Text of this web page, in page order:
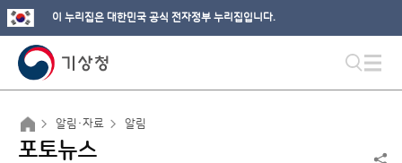
이 누리집은 대한민국 공식 전자정부 누리집입니다.
알림·자료 알림
포토뉴스